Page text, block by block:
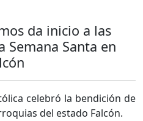
da inicio a las
Semana Santa en
celebró la bendición de
del estado Falcón.